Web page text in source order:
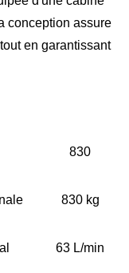
conception assure
en garantissant
830
830 kg
63 L/min